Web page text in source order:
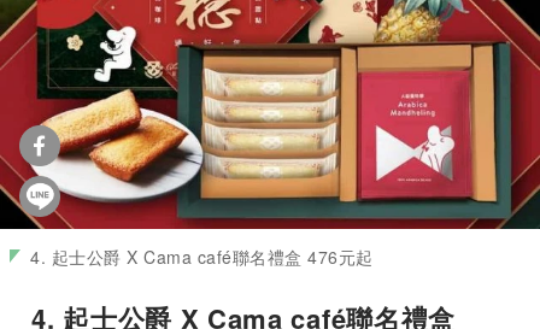
4. 起士公爵 X Cama café聯名禮盒 476元起
4. 起士公爵 X Cama café聯名禮盒